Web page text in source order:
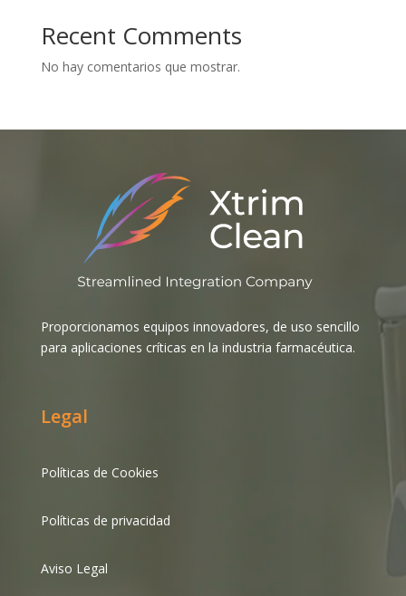
Recent Comments
No hay comentarios que mostrar.
Proporcionamos equipos innovadores, de uso sencillo
para aplicaciones críticas en la industria farmacéutica.
Legal
Políticas de Cookies
Políticas de privacidad
Aviso Legal